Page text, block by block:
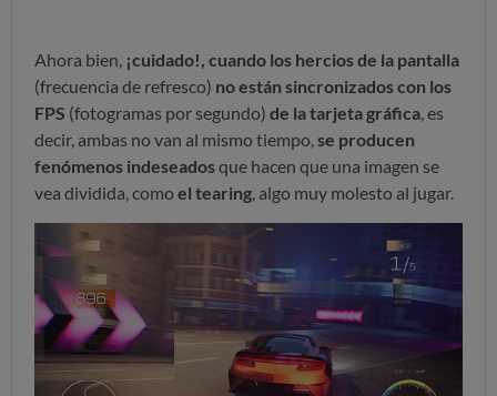
Ahora bien, ¡cuidado!, cuando los hercios de la pantalla
(frecuencia de refresco) no están sincronizados con los
FPS (fotogramas por segundo) de la tarjeta gráfica, es
decir, ambas no van al mismo tiempo,se producen
fenómenos indeseadosque hacen que una imagen se
vea dividida, como el tearing, algo muy molesto al jugar.